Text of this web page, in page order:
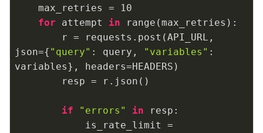
    max_retries =
10
for attempt in range(max_retries):
json={ "query" : query, "variables" :
variables}, headers=HEADERS)
if "errors" in resp: